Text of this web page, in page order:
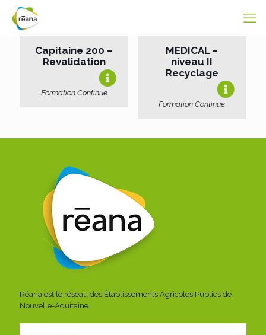
Capitaine 200 –
Revalidation
Formation Continue
MEDICAL –
niveau II
Recyclage
Formation Continue
Réana est le réseau des Établissements Agricoles Publics de
Nouvelle-Aquitaine.